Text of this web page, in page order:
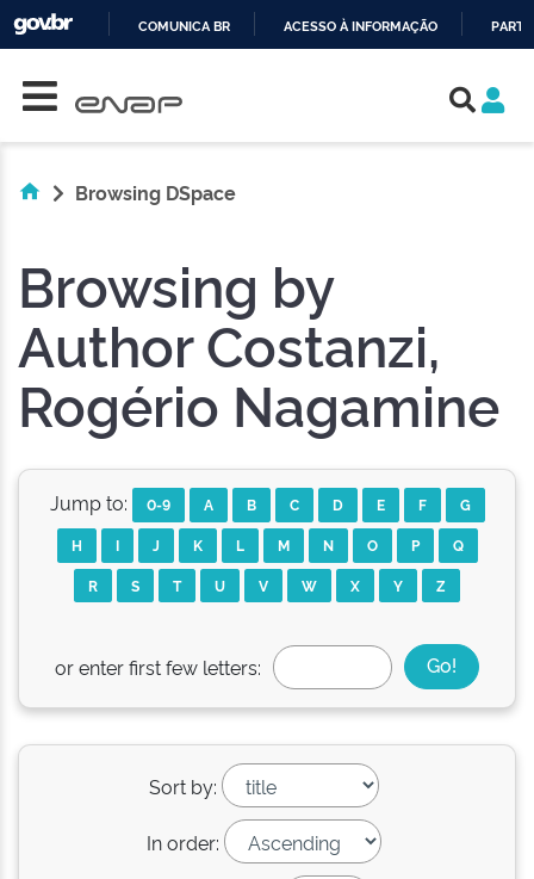
COMUNICA BR ACESSO À INFORMAÇÃO
Browsing DSpace
Browsing by
Author Costanzi,
Rogério Nagamine
Jump to: 0-9 A B C D E F
G
H
I J K L M N O P
Q
R
S T U V W X Y Z
or enter first few letters:
Sort by:
In order: